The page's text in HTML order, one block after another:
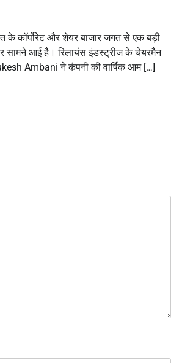
के कॉर्पोरेट और शेयर बाजार जगत से एक बड़ी
सामने आई है। रिलायंस इंडस्ट्रीज के चेयरमैन
Ambani ने कंपनी की वार्षिक आम […]